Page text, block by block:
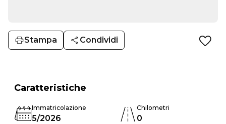
Stampa Condividi
Caratteristiche
Immatricolazione
5/2026
Chilometri
0